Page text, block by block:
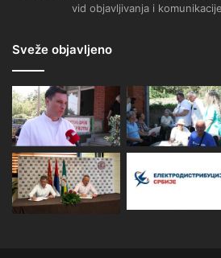
vid objavljivanja i
Sveže objavljeno